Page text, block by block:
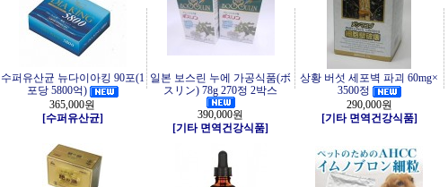
수퍼유산균 뉴다이아킹 90포(1
포당 5800억)
365,000원
[수퍼유산균]
일본 보스린 누에 가공식품(ボ
スリン) 78g 270정 2박스
390,000원
[기타 면역건강식품]
상황 버섯 세포벽 파괴 60mg×
3500정
290,000원
[기타 면역건강식품]